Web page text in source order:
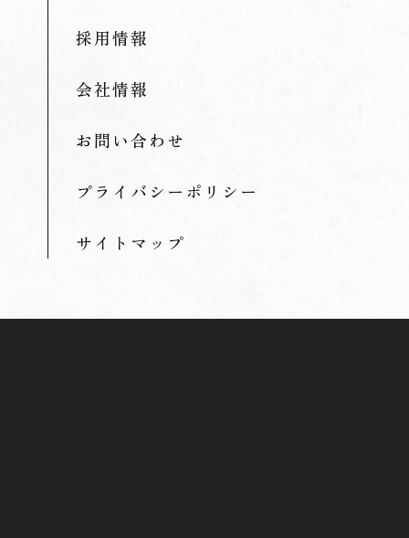
採用情報
会社情報
お問い合わせ
プライバシーポリシー
サイトマップ